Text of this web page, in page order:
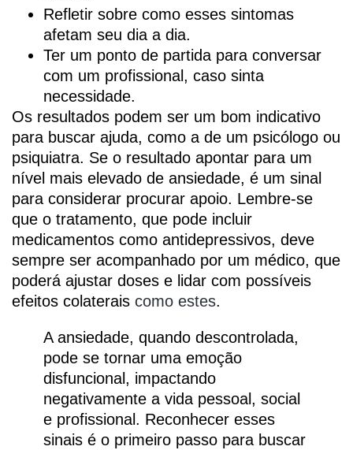
Refletir sobre como esses sintomas
afetam seu dia a dia.
Ter um ponto de partida para conversar
com um profissional, caso sinta
necessidade.
Os resultados podem ser um bom indicativo
para buscar ajuda, como a de um psicólogo ou
psiquiatra. Se o resultado apontar para um
nível mais elevado de ansiedade, é um sinal
para considerar procurar apoio. Lembre-se
que o tratamento, que pode incluir
medicamentos como antidepressivos, deve
sempre ser acompanhado por um médico, que
poderá ajustar doses e lidar com possíveis
efeitos colaterais como estes.
A ansiedade, quando descontrolada,
pode se tornar uma emoção
disfuncional, impactando
negativamente a vida pessoal, social
e profissional. Reconhecer esses
sinais é o primeiro passo para buscar